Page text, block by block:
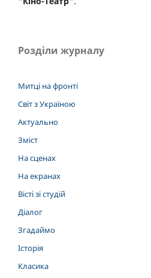
Розділи журналу
Митці на фронті
Світ з Україною
Актуально
Зміст
На сценах
На екранах
Вісті зі студій
Діалог
Згадаймо
Історія
Класика